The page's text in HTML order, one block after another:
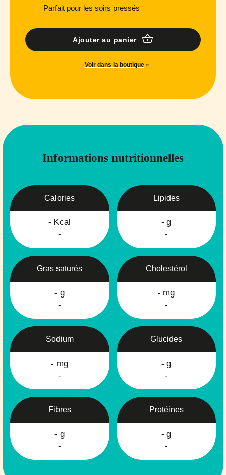
Parfait pour les soirs pressés
Ajouter au panier
Voir dans la boutique
Informations nutritionnelles
Calories
- Kcal
-
Lipides
- g
-
Gras saturés
- g
-
Cholestérol
- mg
-
Sodium
- mg
-
Glucides
- g
-
Fibres
- g
-
Protéines
- g
-